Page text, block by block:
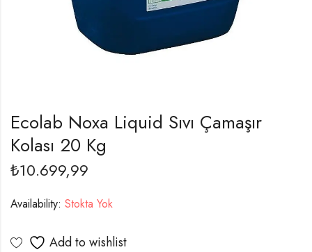
Ecolab Noxa Liquid Sıvı Çamaşır
Kolası 20 Kg
₺10.699,99
Availability: Stokta Yok
Add to wishlist